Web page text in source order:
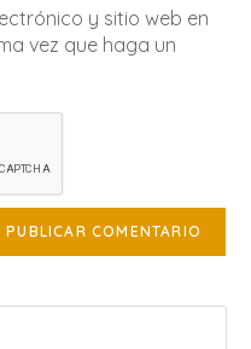
y sitio web en
vez que haga un